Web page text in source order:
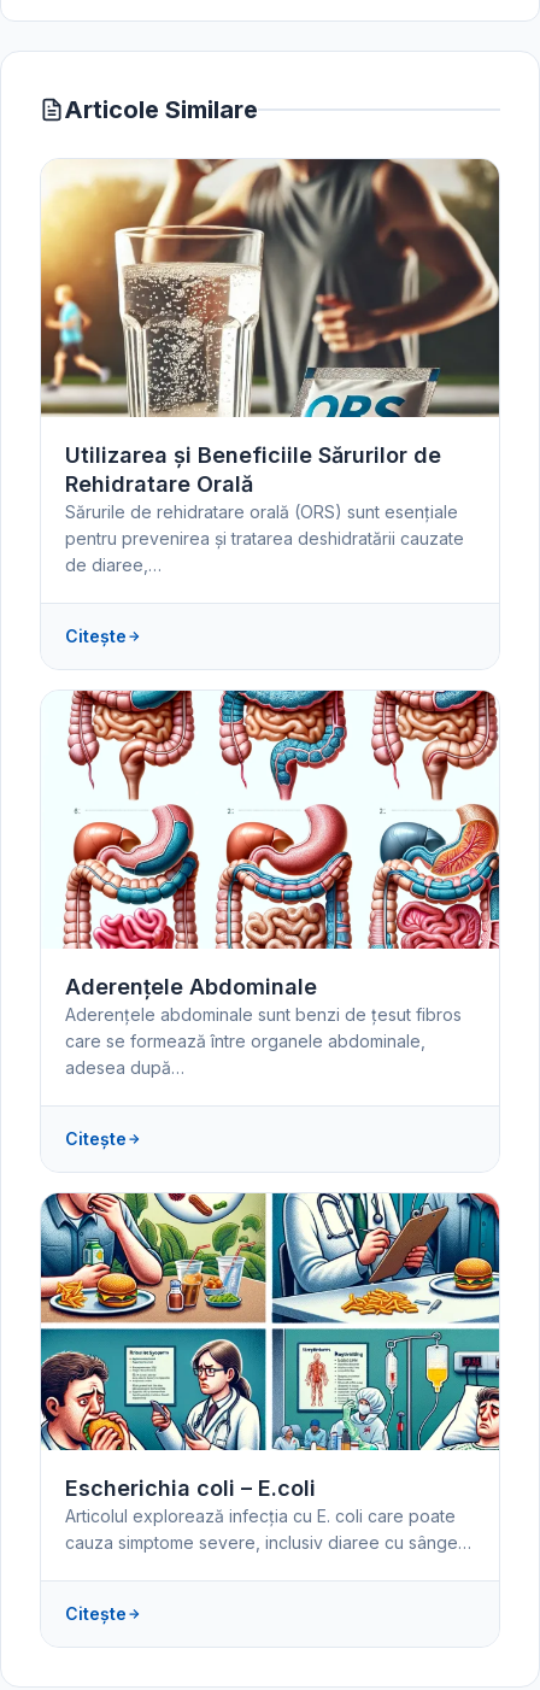
Articole Similare
Utilizarea și Beneficiile Sărurilor de
Rehidratare Orală
Sărurile de rehidratare orală (ORS) sunt esențiale
pentru prevenirea și tratarea deshidratării cauzate
de diaree,…
Citește
Aderențele Abdominale
Aderențele abdominale sunt benzi de țesut fibros
care se formează între organele abdominale,
adesea după…
Citește
Escherichia coli – E.coli
Articolul explorează infecția cu E. coli care poate
cauza simptome severe, inclusiv diaree cu sânge…
Citește